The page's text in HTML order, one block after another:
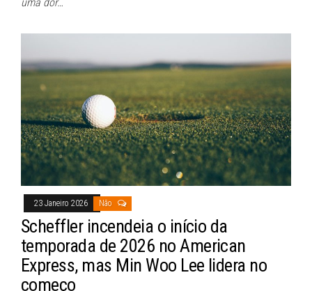
23 Janeiro 2026 Não
Scheffler incendeia o início da
temporada de 2026 no American
Express, mas Min Woo Lee lidera no
começo